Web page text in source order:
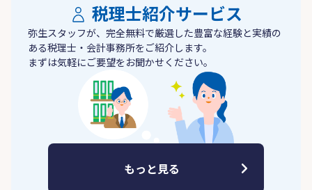
税理士紹介サービス
弥生スタッフが、完全無料で厳選した豊富な経験と実績の
ある税理士・会計事務所をご紹介します。
まずは気軽にご要望をお聞かせください。
もっと見る